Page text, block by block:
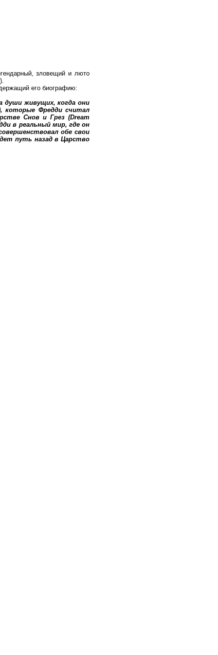
зловещий и люто
его биографию:
души живущих, когда они
которые Фредди считал
Снов и Грез (Dream
в реальный мир, где он
обе свои
путь назад в Царство